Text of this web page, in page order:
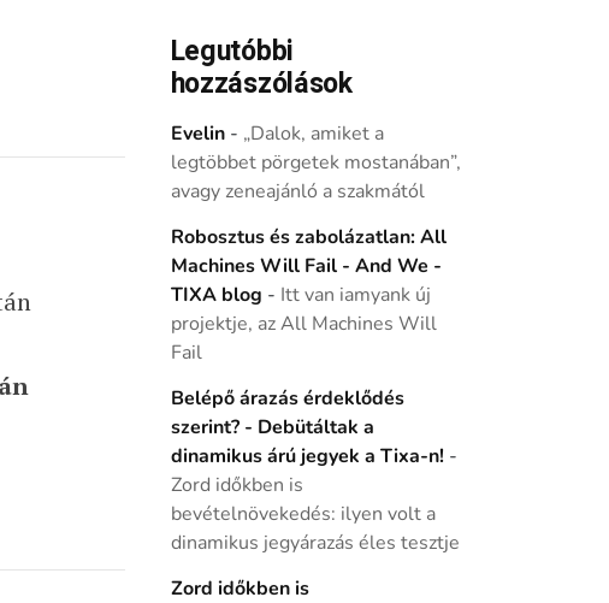
Legutóbbi
hozzászólások
Evelin- „Dalok, amiket a
legtöbbet pörgetek mostanában”,
avagy zeneajánló a szakmától
Robosztus és zabolázatlan: All
Machines Will Fail - And We -
TIXA blog - Itt van iamyank új
projektje, az All Machines Will
Fail
Belépő árazás érdeklődés
szerint? - Debütáltak a
dinamikus árú jegyek a Tixa-n! -
Zord időkben is
bevételnövekedés: ilyen volt a
dinamikus jegyárazás éles tesztje
Zord időkben is